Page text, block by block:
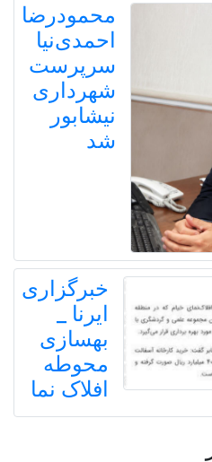
محمودرضا
احمدی‌نیا
سرپرست
شهرداری
نیشابور
شد
خبرگزاری
ایرنا _
بهسازی
محوطه
افلاک نما